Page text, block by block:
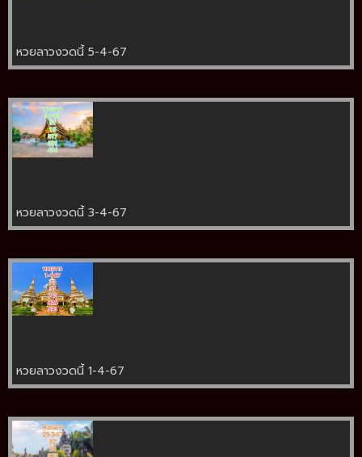
หวยลาวงวดนี้ 5-4-67
หวยลาวงวดนี้ 3-4-67
หวยลาวงวดนี้ 1-4-67